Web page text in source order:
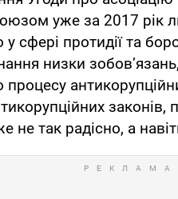
уже за 2017 рік
сфері протидії та
низки
законів,
не так радісно, а